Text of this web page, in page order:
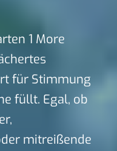
1 More
für Stimmung
füllt. Egal, ob
mitreißende